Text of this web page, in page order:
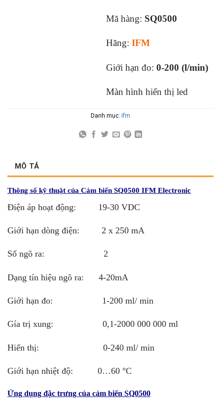
Mã hàng: SQ0500
Hãng: IFM
Giới hạn đo: 0-200 (l/min)
Màn hình hiển thị led
Danh mục: ifm
MÔ TẢ
Thông số kỹ thuật của Cảm biến SQ0500 IFM Electronic
Điện áp hoạt động: 19-30 VDC
Giới hạn dòng điện: 2 x 250 mA
Số ngõ ra: 2
Dạng tín hiệu ngõ ra: 4-20mA
Giới hạn đo: 1-200 ml/ min
Gía trị xung: 0,1-2000 000 000 ml
Hiển thị: 0-240 ml/ min
Giới hạn nhiệt độ: 0…60 °C
Ứng dụng đặc trưng của cảm biến SQ0500